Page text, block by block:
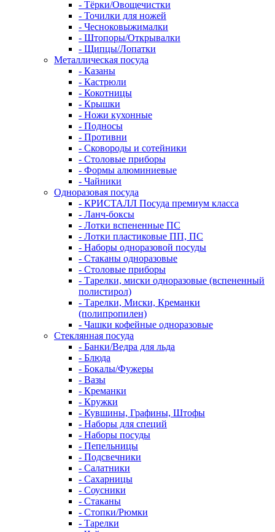
- Тёрки/Овощечистки
- Точилки для ножей
- Чесноковыжималки
- Штопоры/Открывалки
- Щипцы/Лопатки
Металлическая посуда
- Казаны
- Кастрюли
- Кокотницы
- Крышки
- Ножи кухонные
- Подносы
- Противни
- Сковороды и сотейники
- Столовые приборы
- Формы алюминиевые
- Чайники
Одноразовая посуда
- КРИСТАЛЛ Посуда премиум класса
- Ланч-боксы
- Лотки вспененные ПС
- Лотки пластиковые ПП, ПС
- Наборы одноразовой посуды
- Стаканы одноразовые
- Столовые приборы
- Тарелки, миски одноразовые (вспененный
полистирол)
- Тарелки, Миски, Креманки
(полипропилен)
- Чашки кофейные одноразовые
Стеклянная посуда
- Банки/Ведра для льда
- Блюда
- Бокалы/Фужеры
- Вазы
- Креманки
- Кружки
- Кувшины, Графины, Штофы
- Наборы для специй
- Наборы посуды
- Пепельницы
- Подсвечники
- Салатники
- Сахарницы
- Соусники
- Стаканы
- Стопки/Рюмки
- Тарелки